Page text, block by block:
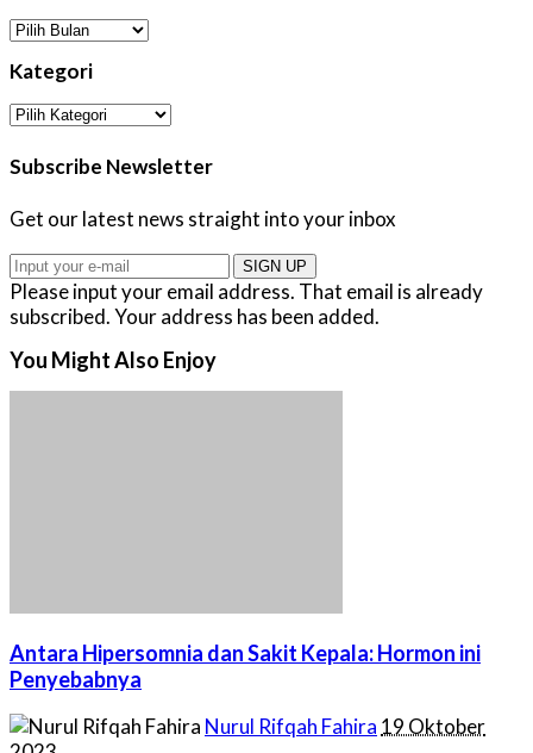
Arsip
Kategori
Kategori
Subscribe Newsletter
Get our latest news straight into your inbox
SIGN UP
Please input your email address. That email is already
subscribed.Your address has been added.
You Might Also Enjoy
Antara Hipersomnia dan Sakit Kepala: Hormon ini
Penyebabnya
Posted
Nurul Rifqah Fahira 19 Oktober